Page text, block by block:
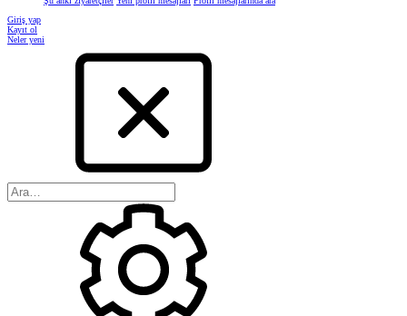
Giriş yap
Kayıt ol
Neler yeni